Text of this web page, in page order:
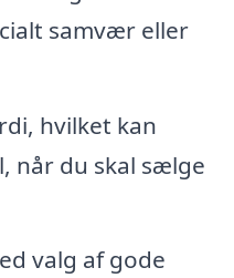
samvær eller
hvilket kan
når du skal sælge
valg af gode